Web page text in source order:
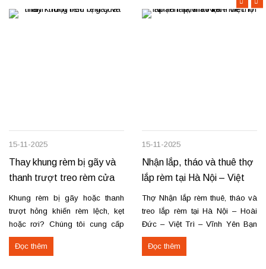
15-11-2025
Thay khung rèm bị gãy và
thanh trượt treo rèm cửa
Khung rèm bị gãy hoặc thanh
trượt hỏng khiến rèm lệch, kẹt
hoặc rơi? Chúng tôi cung cấp
dịch vụ thay khung và thanh
trượt rèm tận nơi, đảm bảo rèm
Đọc thêm
15-11-2025
Nhận lắp, tháo và thuê thợ
lắp rèm tại Hà Nội – Việt
Trì – Vĩnh Yên
Thợ Nhận lắp rèm thuê, tháo và
treo lắp rèm tại Hà Nội – Hoài
Đức – Việt Trì – Vĩnh Yên Bạn
cần lắp rèm bị rơi, tháo rèm cũ
hoặc thuê thợ lắp rèm tại Hoài
Đọc thêm